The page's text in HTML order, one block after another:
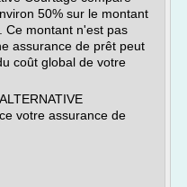
50% sur le montant
Ce montant n'est pas
assurance de prêt peut
coût global de votre
votre assurance de